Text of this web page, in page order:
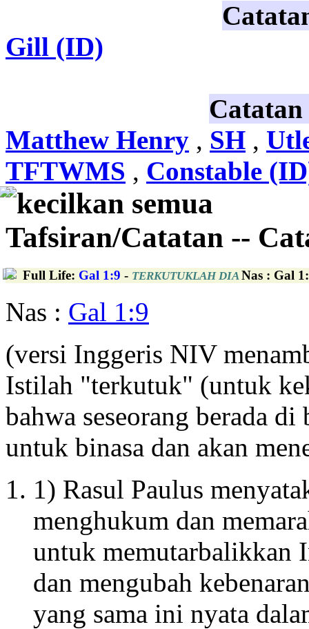
Gill (ID)
Matthew Henry , SH ,
TFTWMS , Constable
kecilkan semua
Tafsiran/Catatan --
Full Life: Gal 1:9 - TERKUTUKLAH DIANas : Gal
Nas : Gal 1:9
(versi Inggeris NIV
Istilah "terkutuk" (untuk
bahwa seseorang berada
untuk binasa dan akan
1) Rasul Paulus
menghukum dan
untuk
dan mengubah
yang sama ini nyata